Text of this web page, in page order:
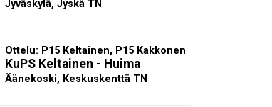
Jyväskylä, Jyskä TN
Ottelu: P15 Keltainen, P15 Kakkonen
KuPS Keltainen - Huima
Äänekoski, Keskuskenttä TN